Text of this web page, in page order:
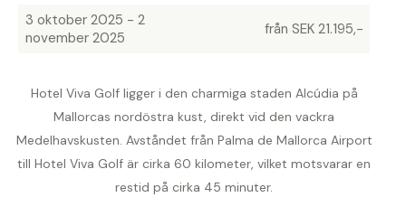
3 oktober 2025 - 2
november 2025
från SEK 21.195,-
Hotel Viva Golf ligger i den charmiga staden Alcúdia på
Mallorcas nordöstra kust, direkt vid den vackra
Medelhavskusten. Avståndet från Palma de Mallorca Airport
till Hotel Viva Golf är cirka 60 kilometer, vilket motsvarar en
restid på cirka 45 minuter.